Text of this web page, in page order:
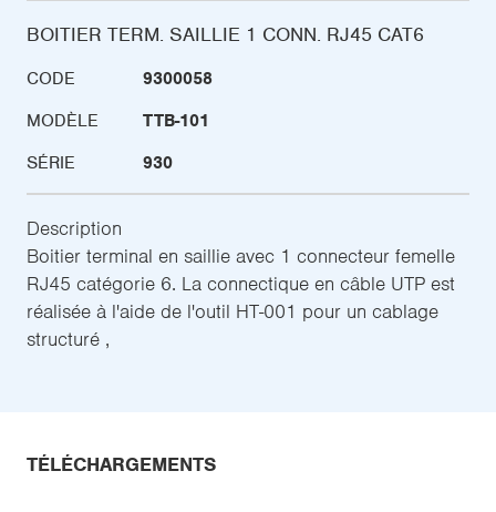
BOITIER TERM. SAILLIE 1 CONN. RJ45 CAT6
CODE
9300058
MODÈLE
TTB-101
SÉRIE
930
Description
Boitier terminal en saillie avec 1 connecteur femelle
RJ45 catégorie 6. La connectique en câble UTP est
réalisée à l'aide de l'outil HT-001 pour un cablage
structuré ,
TÉLÉCHARGEMENTS